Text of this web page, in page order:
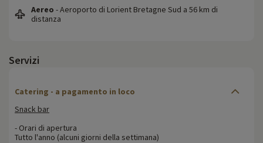
Aereo - Aeroporto di Lorient Bretagne Sud a 56 km di
distanza
Servizi
Catering - a pagamento in loco
Snack bar
- Orari di apertura
Tutto l'anno (alcuni giorni della settimana)